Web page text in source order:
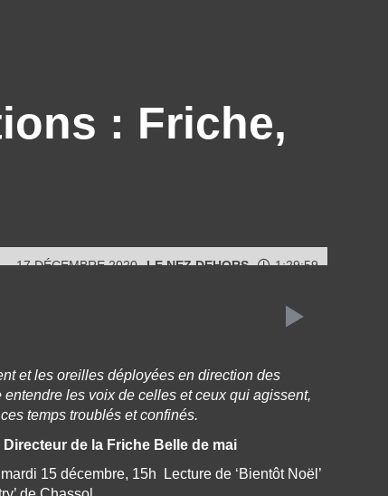
: Friche,
17 DÉCEMBRE 2020 LE NEZ DEHORS 1:29:59
et les oreilles déployées en direction des
les voix de celles et ceux qui agissent,
temps troublés et confinés.
de la Friche Belle de mai
15 décembre, 15h Lecture de ‘Bientôt Noël’